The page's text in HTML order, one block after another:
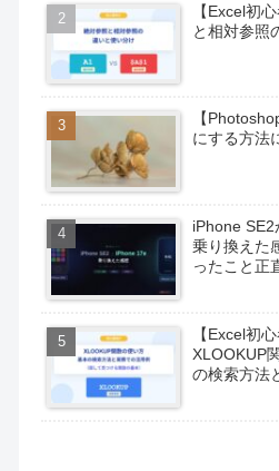
【Excel初
と相対参照
【
にする方法
iPhone
乗り換えた
ったこと正
【Excel初
XLOOKUP
の検索方法